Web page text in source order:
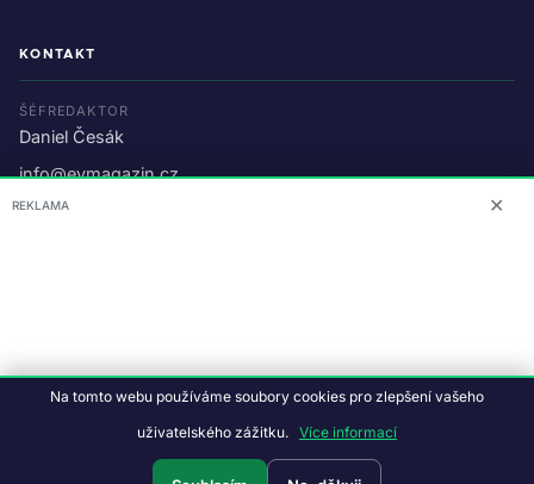
KONTAKT
ŠÉFREDAKTOR
Daniel Česák
info@evmagazin.cz
O nás
© 2026 EV Magazin.Podmínky a ochrana dat.
Studiografix
REKLAMA ✕
Na tomto webu používáme soubory cookies pro zlepšení vašeho
uživatelského zážitku. Více informací